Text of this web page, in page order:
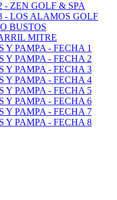
- ZEN GOLF & SPA
- LOS ALAMOS GOLF
BUSTOS
MITRE
PAMPA - FECHA 1
Y PAMPA - FECHA 2
Y PAMPA - FECHA 3
Y PAMPA - FECHA 4
Y PAMPA - FECHA 5
Y PAMPA - FECHA 6
Y PAMPA - FECHA 7
Y PAMPA - FECHA 8